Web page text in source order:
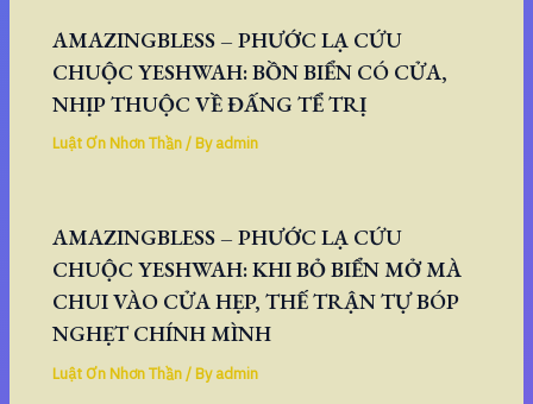
AMAZINGBLESS – PHƯỚC LẠ CỨU
CHUỘC YESHWAH: BỒN BIỂN CÓ CỬA,
NHỊP THUỘC VỀ ĐẤNG TỂ TRỊ
Luật Ơn Nhơn Thần/ Byadmin
AMAZINGBLESS – PHƯỚC LẠ CỨU
CHUỘC YESHWAH: KHI BỎ BIỂN MỞ MÀ
CHUI VÀO CỬA HẸP, THẾ TRẬN TỰ BÓP
NGHẸT CHÍNH MÌNH
Luật Ơn Nhơn Thần/ Byadmin